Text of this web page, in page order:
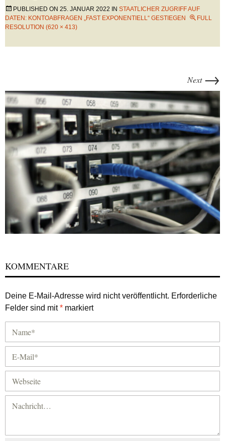
PUBLISHED ON 25. JANUAR 2022 IN STAATLICHER ZUGRIFF AUF
DATEN: KONTOABFRAGEN „FAST EXPONENTIELL“ GESTIEGEN
FULL
RESOLUTION (620 × 413)
Next →
KOMMENTARE
Deine E-Mail-Adresse wird nicht veröffentlicht. Erforderliche
Felder sind mit* markiert